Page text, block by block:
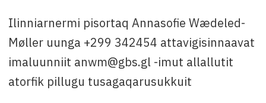
Ilinniarnermi pisortaq Annasofie Wædeled-
Møller uunga +299 342454 attavigisinnaavat
imaluunniit anwm@gbs.gl -imut allallutit
atorfik pillugu tusagaqarusukkuit